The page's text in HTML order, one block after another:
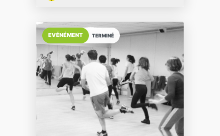
TERMINÉ
EVÉNÉMENT